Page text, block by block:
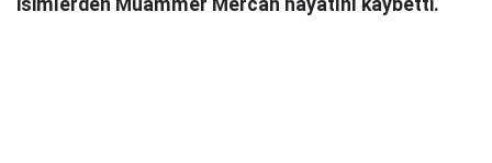
isimlerden Muammer Mercan hayatını kaybetti.